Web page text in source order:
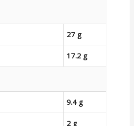
27 g
17.2 g
9.4 g
2 g